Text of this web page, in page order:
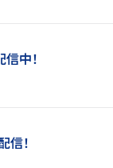
中！
信！